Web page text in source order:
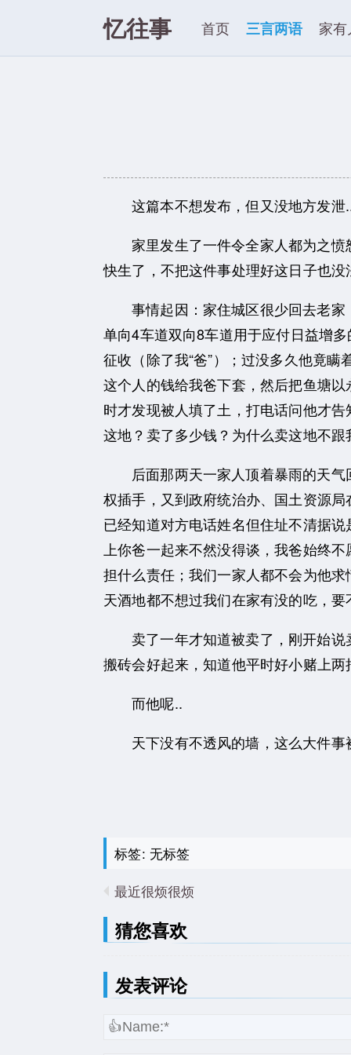
忆往事 首页 三言两语 家
这篇本不想发布，但又没地方发泄
家里发生了一件令全家人都为之
快生了，不把这件事处理好这日子也没
事情起因：家住城区很少回去老
单向4车道双向8车道用于应付日益增
征收（除了我“爸”）；过没多久他竟
这个人的钱给我爸下套，然后把鱼塘
时才发现被人填了土，打电话问他才
这地？卖了多少钱？为什么卖这地不
后面那两天一家人顶着暴雨的天
权插手，又到政府统治办、国土资源
已经知道对方电话姓名但住址不清据
上你爸一起来不然没得谈，我爸始终
担什么责任；我们一家人都不会为他
天酒地都不想过我们在家有没的吃，
卖了一年才知道被卖了，刚开始
搬砖会好起来，知道他平时好小赌上
而他呢..
天下没有不透风的墙，这么大件
标签: 无标签
最近很烦很烦
猜您喜欢
发表评论